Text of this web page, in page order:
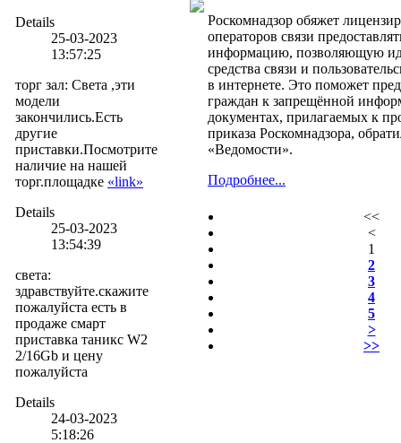
Details
25-03-2023
13:57:25
торг зал: Света ,эти
модели
закончились.Есть
другие
приставки.Посмотрите
наличие на нашей
торг.площадке «link»
Details
25-03-2023
13:54:39
света:
здравствуйте.скажите
пожалуйста есть в
продаже смарт
приставка таникс W2
2/16Gb и цену
пожалуйста
Details
24-03-2023
5:18:26
Роскомнадзор обяжет
операторов связи
информацию, позволяющую
средства связи и
в интернете. Это поможет
граждан к запрещённой
документах, прилагаемых к
приказа Роскомнадзора,
«Ведомости».
Подробнее...
<<
<
1
2
3
4
5
>
>>